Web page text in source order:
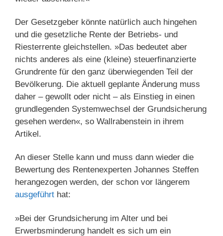
Der Gesetzgeber könnte natürlich auch hingehen
und die gesetzliche Rente der Betriebs- und
Riesterrente gleichstellen. »Das bedeutet aber
nichts anderes als eine (kleine) steuerfinanzierte
Grundrente für den ganz überwiegenden Teil der
Bevölkerung. Die aktuell geplante Änderung muss
daher – gewollt oder nicht – als Einstieg in einen
grundlegenden Systemwechsel der Grundsicherung
gesehen werden«, so Wallrabenstein in ihrem
Artikel.
An dieser Stelle kann und muss dann wieder die
Bewertung des Rentenexperten Johannes Steffen
herangezogen werden, der schon vor längerem
ausgeführt hat:
»Bei der Grundsicherung im Alter und bei
Erwerbsminderung handelt es sich um ein